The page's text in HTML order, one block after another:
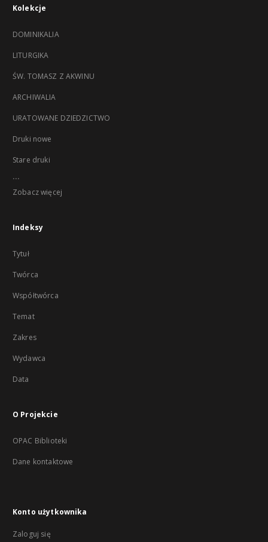
Kolekcje
DOMINIKALIA
LITURGIKA
ŚW. TOMASZ Z AKWINU
ARCHIWALIA
URATOWANE DZIEDZICTWO
Druki nowe
Stare druki
...
Zobacz więcej
Indeksy
Tytuł
Twórca
Współtwórca
Temat
Zakres
Wydawca
Data
O Projekcie
OPAC Biblioteki
Dane kontaktowe
Konto użytkownika
Zaloguj się